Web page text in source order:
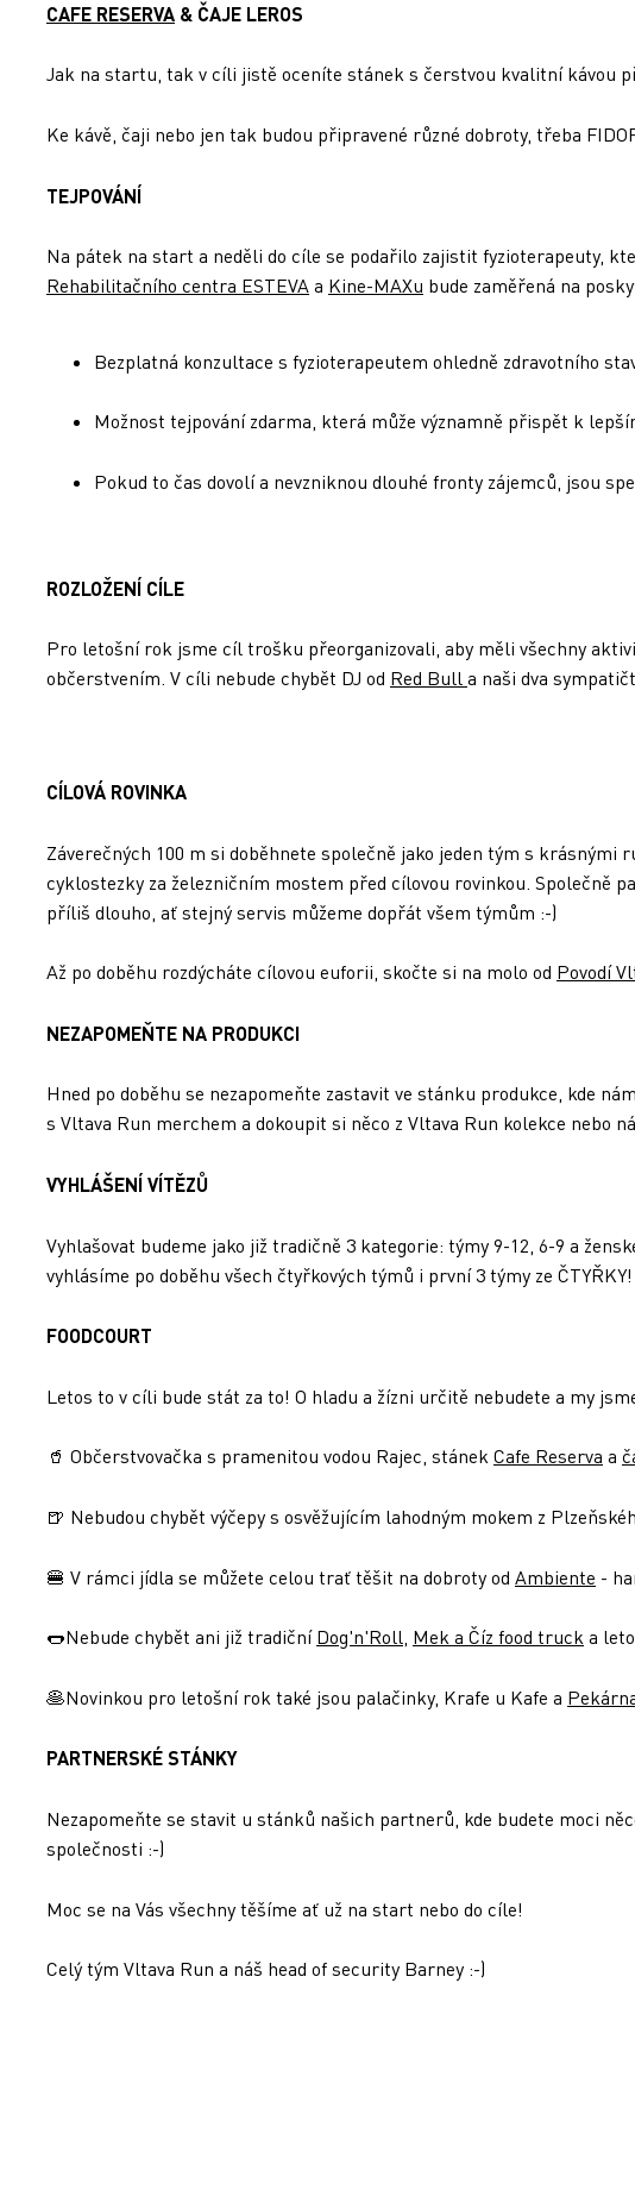
CAFE RESERVA & ČAJE LEROS
Jak na startu, tak v cíli jistě oceníte stánek s čerstvou kvalitní kávou
Ke kávě, čaji nebo jen tak budou připravené různé dobroty, třeba
TEJPOVÁNÍ
Na pátek na start a neděli do cíle se podařilo zajistit fyzioterapeuty,
Rehabilitačního centra ESTEVA a Kine-MAXu bude zaměřená na
Bezplatná konzultace s fyzioterapeutem ohledně zdravotního
Možnost tejpování zdarma, která může významně přispět k
Pokud to čas dovolí a nevzniknou dlouhé fronty zájemců, jsou
ROZLOŽENÍ CÍLE
Pro letošní rok jsme cíl trošku přeorganizovali, aby měli všechny
občerstvením. V cíli nebude chybět DJ od Red Bull a naši dva
CÍLOVÁ ROVINKA
Záverečných 100 m si doběhnete společně jako jeden tým s
cyklostezky za železničním mostem před cílovou rovinkou. Společně
příliš dlouho, ať stejný servis můžeme dopřát všem týmům :-)
Až po doběhu rozdýcháte cílovou euforii, skočte si na molo od Povodí
NEZAPOMEŇTE NA PRODUKCI
Hned po doběhu se nezapomeňte zastavit ve stánku produkce, kde
s Vltava Run merchem a dokoupit si něco z Vltava Run kolekce nebo
VYHLÁŠENÍ VÍTĚZŮ
Vyhlašovat budeme jako již tradičně 3 kategorie: týmy 9-12, 6-9 a
vyhlásíme po doběhu všech čtyřkových týmů i první 3 týmy ze
FOODCOURT
Letos to v cíli bude stát za to! O hladu a žízni určitě nebudete a my
🥤 Občerstvovačka s pramenitou vodou Rajec, stánek Cafe Reserva a
🍺 Nebudou chybět výčepy s osvěžujícím lahodným mokem z
🍔 V rámci jídla se můžete celou trať těšit na dobroty od Ambiente -
🌭Nebude chybět ani již tradiční Dog'n'Roll, Mek a Číz food truck a
🥞Novinkou pro letošní rok také jsou palačinky, Krafe u Kafe a
PARTNERSKÉ STÁNKY
Nezapomeňte se stavit u stánků našich partnerů, kde budete moci
společnosti :-)
Moc se na Vás všechny těšíme ať už na start nebo do cíle!
Celý tým Vltava Run a náš head of security Barney :-)